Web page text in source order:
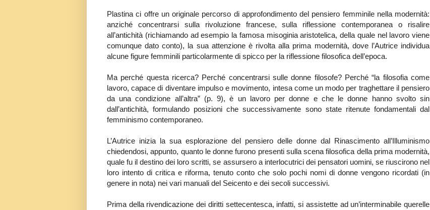
Plastina ci offre un originale percorso di approfondimento del pensiero femminile nella modernità:
anziché concentrarsi sulla rivoluzione francese, sulla riflessione contemporanea o risalire
all’antichità (richiamando ad esempio la famosa misoginia aristotelica, della quale nel lavoro viene
comunque dato conto), la sua attenzione è rivolta alla prima modernità, dove l’Autrice individua
alcune figure femminili particolarmente di spicco per la riflessione filosofica dell’epoca.
Ma perché questa ricerca? Perché concentrarsi sulle donne filosofe? Perché “la filosofia come
lavoro, capace di diventare impulso e movimento, intesa come un modo per traghettare il pensiero
da una condizione all’altra” (p. 9), è un lavoro per donne e che le donne hanno svolto sin
dall’antichità, formulando posizioni che successivamente sono state ritenute fondamentali dal
femminismo contemporaneo.
L’Autrice inizia la sua esplorazione del pensiero delle donne dal Rinascimento all’Illuminismo
chiedendosi, appunto, quanto le donne furono presenti sulla scena filosofica della prima modernità,
quale fu il destino dei loro scritti, se assursero a interlocutrici dei pensatori uomini, se riuscirono nel
loro intento di critica e riforma, tenuto conto che solo pochi nomi di donne vengono ricordati (in
genere in nota) nei vari manuali del Seicento e dei secoli successivi.
Prima della rivendicazione dei diritti settecentesca, infatti, si assistette ad un’interminabile querelle